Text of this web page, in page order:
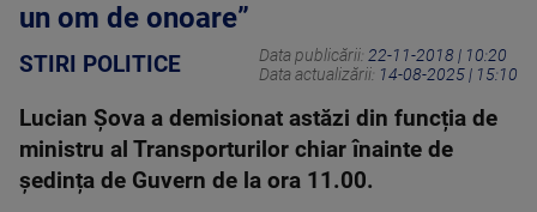
un om de onoare”
STIRI POLITICE Data publicării: 22-11-2018 | 10:20
Data actualizării: 14-08-2025 | 15:10
Lucian Șova a demisionat astăzi din funcția de
ministru al Transporturilor chiar înainte de
ședința de Guvern de la ora 11.00.